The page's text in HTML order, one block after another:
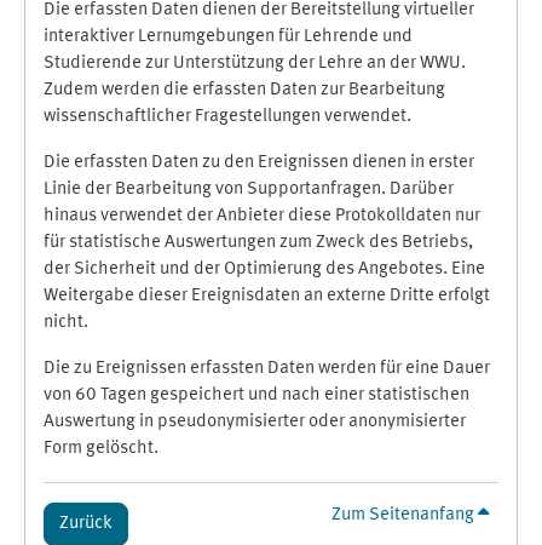
Die erfassten Daten dienen der Bereitstellung virtueller
interaktiver Lernumgebungen für Lehrende und
Studierende zur Unterstützung der Lehre an der WWU.
Zudem werden die erfassten Daten zur Bearbeitung
wissenschaftlicher Fragestellungen verwendet.
Die erfassten Daten zu den Ereignissen dienen in erster
Linie der Bearbeitung von Supportanfragen. Darüber
hinaus verwendet der Anbieter diese Protokolldaten nur
für statistische Auswertungen zum Zweck des Betriebs,
der Sicherheit und der Optimierung des Angebotes. Eine
Weitergabe dieser Ereignisdaten an externe Dritte erfolgt
nicht.
Die zu Ereignissen erfassten Daten werden für eine Dauer
von 60 Tagen gespeichert und nach einer statistischen
Auswertung in pseudonymisierter oder anonymisierter
Form gelöscht.
Zurück Zum Seitenanfang